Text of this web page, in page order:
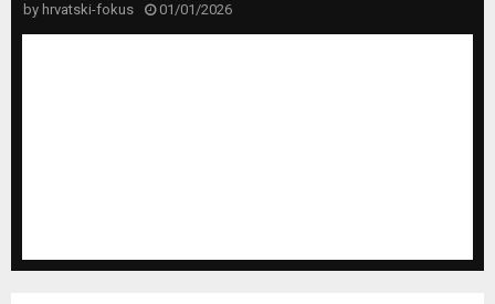
by hrvatski-fokus 01/01/2026